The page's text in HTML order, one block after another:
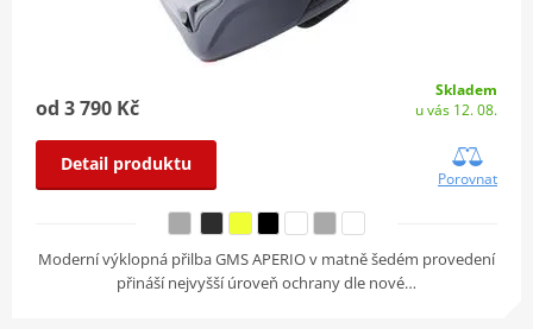
od 3 790 Kč
Skladem
u vás 12. 08.
Detail produktu
Porovnat
Moderní výklopná přilba GMS APERIO v matně šedém provedení
přináší nejvyšší úroveň ochrany dle nové…